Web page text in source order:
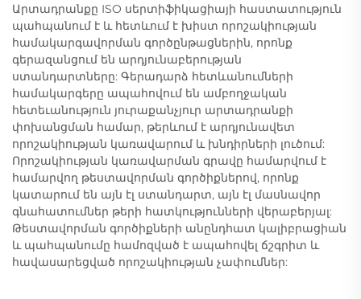
Արտադրանքը ISO սերտիֆիկացիայի հաստատություն
պահպանում է և հետևում է խիստ որոշակիության
համակարգավորման գործընթացներին, որոնք
գերազանցում են արդյունաբերության
ստանդարտները: Գերադարձ հետևանումների
համակարգերը ապահովում են ամբողջական
հետեւանություն յուրաքանչյուր արտադրանքի
փոխանցման համար, թերևում է արդյունավետ
որոշակիության կառավարում և խնդիրների լուծում:
Որոշակիության կառավարման գրավը համարվում է
համարվող թեստավորման գործիքներով, որոնք
կատարում են այն էլ ստանդարտ, այն էլ մասնավոր
գնահատումներ թերի հատկությունների վերաբերյալ:
Թեստավորման գործիքների անընդհատ կալիբրացիան
և պահպանումը համոզված է ապահովել ճշգրիտ և
հավասարեցված որոշակիության չափումներ: